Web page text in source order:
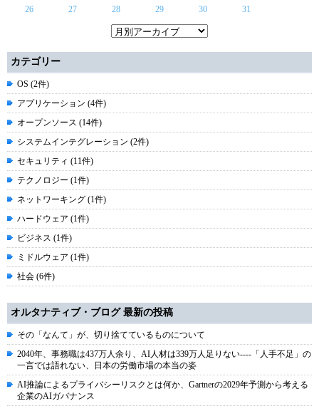
26
27 28 29 30 31
カテゴリー
OS (2件)
アプリケーション (4件)
オープンソース (14件)
システムインテグレーション (2件)
セキュリティ (11件)
テクノロジー (1件)
ネットワーキング (1件)
ハードウェア (1件)
ビジネス (1件)
ミドルウェア (1件)
社会 (6件)
オルタナティブ・ブログ 最新の投稿
その「なんて」が、切り捨てているものについて
2040年、事務職は437万人余り、AI人材は339万人足りない----「人手不足」の
一言では語れない、日本の労働市場の本当の姿
AI推論によるプライバシーリスクとは何か、Gartnerの2029年予測から考える
企業のAIガバナンス